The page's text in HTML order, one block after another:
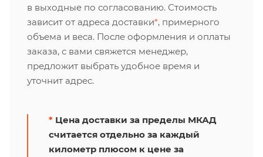
в выходные по согласованию. Стоимость
зависит от адреса доставки*, примерного
объема и веса. После оформления и оплаты
заказа, с вами свяжется менеджер,
предложит выбрать удобное время и
уточнит адрес.
* Цена доставки за пределы МКАД
считается отдельно за каждый
километр плюсом к цене за